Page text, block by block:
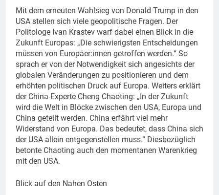
Mit dem erneuten Wahlsieg von Donald Trump in den
USA stellen sich viele geopolitische Fragen. Der
Politologe Ivan Krastev warf dabei einen Blick in die
Zukunft Europas: „Die schwierigsten Entscheidungen
müssen von Europäer:innen getroffen werden.“ So
sprach er von der Notwendigkeit sich angesichts der
globalen Veränderungen zu positionieren und dem
erhöhten politischen Druck auf Europa. Weiters erklärt
der China-Experte Cheng Chaoting: „In der Zukunft
wird die Welt in Blöcke zwischen den USA, Europa und
China geteilt werden. China erfährt viel mehr
Widerstand von Europa. Das bedeutet, dass China sich
der USA allein entgegenstellen muss.“ Diesbezüglich
betonte Chaoting auch den momentanen Warenkrieg
mit den USA.
Blick auf den Nahen Osten